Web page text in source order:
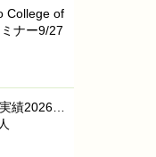
College of
ナー9/27
績2026…